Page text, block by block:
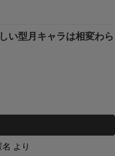
い型月キャラは相変わら
名 より